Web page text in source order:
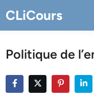
to
content
CLiCours
Politique de